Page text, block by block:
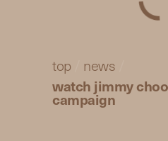
top/ news
watch jimmy
campaign